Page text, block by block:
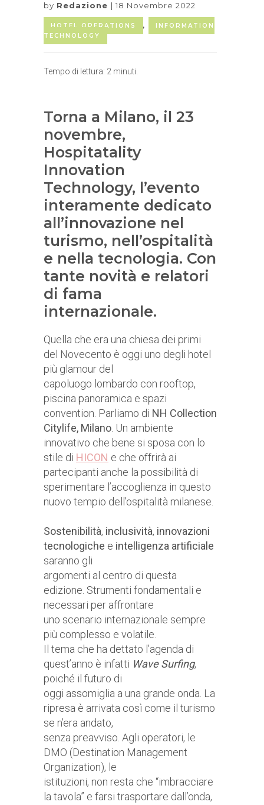
by Redazione 18 Novembre 2022
HOTEL OPERATIONS ,
INFORMATION
TECHNOLOGY
Tempo di lettura: 2 minuti.
Torna a Milano, il 23
novembre,
Hospitatality
Innovation
Technology, l’evento
interamente dedicato
all’innovazione nel
turismo, nell’ospitalità
e nella tecnologia. Con
tante novità e relatori
di fama
internazionale.
Quella che era una chiesa dei primi
del Novecento è oggi uno degli hotel
più glamour del
capoluogo lombardo con rooftop,
piscina panoramica e spazi
convention. Parliamo di NH Collection
Citylife, Milano. Un ambiente
innovativo che bene si sposa con lo
stile di HICON e che offrirà ai
partecipanti anche la possibilità di
sperimentare l’accoglienza in questo
nuovo tempio dell’ospitalità milanese.
Sostenibilità, inclusività, innovazioni
tecnologiche e intelligenza artificiale
saranno gli
argomenti al centro di questa
edizione. Strumenti fondamentali e
necessari per affrontare
uno scenario internazionale sempre
più complesso e volatile.
Il tema che ha dettato l’agenda di
quest’anno è infatti Wave Surfing,
poiché il futuro di
oggi assomiglia a una grande onda. La
ripresa è arrivata così come il turismo
se n’era andato,
senza preavviso. Agli operatori, le
DMO (Destination Management
Organization), le
istituzioni, non resta che “imbracciare
la tavola” e farsi trasportare dall’onda,